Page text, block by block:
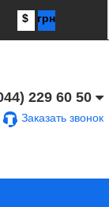
$ грн
229 60 50
Заказать звонок